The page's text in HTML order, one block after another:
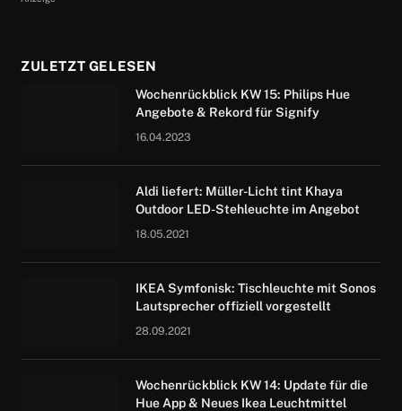
ZULETZT GELESEN
Wochenrückblick KW 15: Philips Hue
Angebote & Rekord für Signify
16.04.2023
Aldi liefert: Müller-Licht tint Khaya
Outdoor LED-Stehleuchte im Angebot
18.05.2021
IKEA Symfonisk: Tischleuchte mit Sonos
Lautsprecher offiziell vorgestellt
28.09.2021
Wochenrückblick KW 14: Update für die
Hue App & Neues Ikea Leuchtmittel